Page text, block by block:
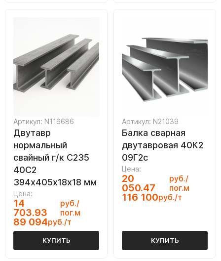
Артикул: N116686
Двутавр
нормальный
свайный г/к С235
40С2
394х405х18х18 мм
Цена:
14
703.93
руб./
пог.м
89 094руб./т
КУПИТЬ
Артикул: N21039
Балка сварная
двутавровая 40К2
09Г2с
Цена:
20
050.47
руб./
пог.м
116 100руб./т
КУПИТЬ